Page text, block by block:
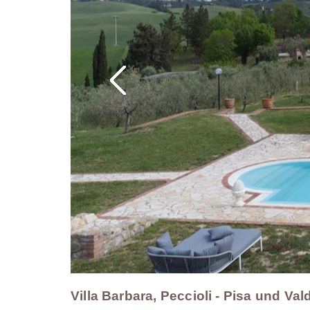
Villa Barbara, Peccioli - Pisa und